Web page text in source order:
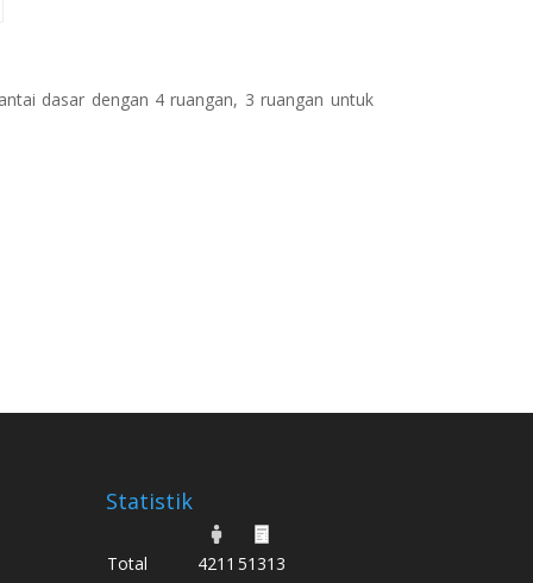
dasar dengan 4 ruangan, 3 ruangan untuk
Statistik
Total 4211 51313